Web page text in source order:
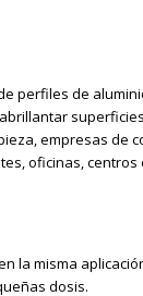
perfiles de
empresas de
oficinas, centros
la misma
dosis.